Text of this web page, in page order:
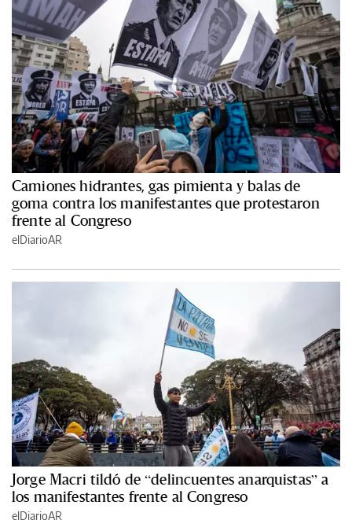
Camiones hidrantes, gas pimienta y balas de
goma contra los manifestantes que protestaron
frente al Congreso
elDiarioAR
Jorge Macri tildó de “delincuentes anarquistas” a
los manifestantes frente al Congreso
elDiarioAR